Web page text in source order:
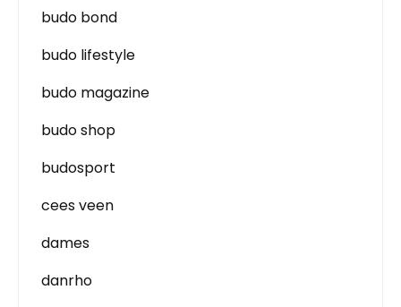
budo bond
budo lifestyle
budo magazine
budo shop
budosport
cees veen
dames
danrho